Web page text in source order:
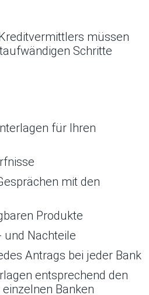
müssen
Schritte
für Ihren
mit den
Produkte
und Nachteile
Antrags bei jeder Bank
entsprechend den
Banken